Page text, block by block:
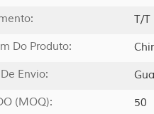
T/T
Do Produto:
Envio:
(MOQ):
50